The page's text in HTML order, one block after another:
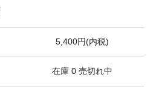
5,400円(内税)
在庫 0 売切れ中